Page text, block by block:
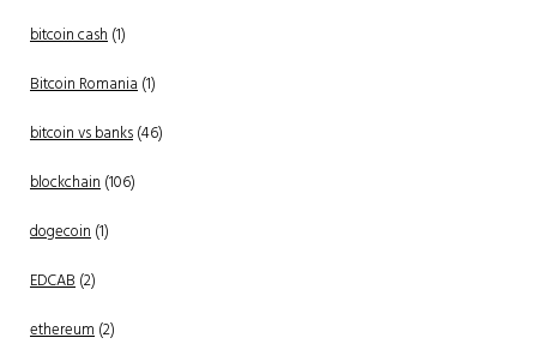
bitcoin cash(1)
Bitcoin Romania(1)
bitcoin vs banks(46)
blockchain(106)
dogecoin(1)
EDCAB(2)
ethereum(2)